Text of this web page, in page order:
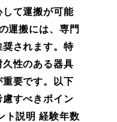
て運搬が可能
運搬には、専門
されます。特
性のある器具
要です。以下
すべきポイン
ト説明 経験年数